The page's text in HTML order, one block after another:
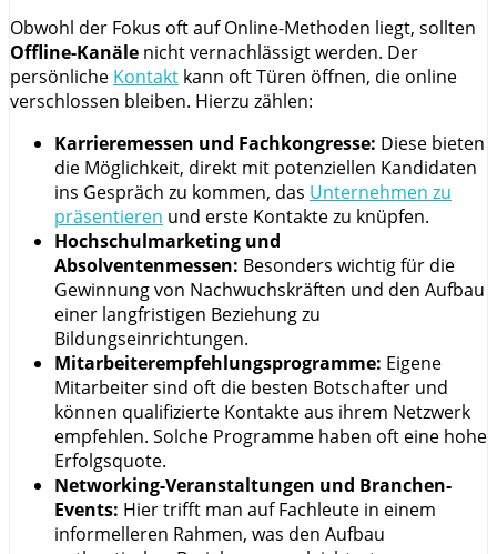
Obwohl der Fokus oft auf Online-Methoden liegt, sollten
Offline-Kanäle nicht vernachlässigt werden. Der
persönliche Kontakt kann oft Türen öffnen, die online
verschlossen bleiben. Hierzu zählen:
Karrieremessen und Fachkongresse: Diese bieten
die Möglichkeit, direkt mit potenziellen Kandidaten
ins Gespräch zu kommen, das Unternehmen zu
präsentieren und erste Kontakte zu knüpfen.
Hochschulmarketing und
Absolventenmessen: Besonders wichtig für die
Gewinnung von Nachwuchskräften und den Aufbau
einer langfristigen Beziehung zu
Bildungseinrichtungen.
Mitarbeiterempfehlungsprogramme: Eigene
Mitarbeiter sind oft die besten Botschafter und
können qualifizierte Kontakte aus ihrem Netzwerk
empfehlen. Solche Programme haben oft eine hohe
Erfolgsquote.
Networking-Veranstaltungen und Branchen-
Events: Hier trifft man auf Fachleute in einem
informelleren Rahmen, was den Aufbau